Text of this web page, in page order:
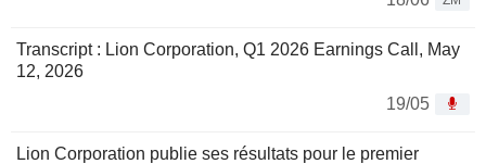
Transcript : Lion Corporation, Q1 2026 Earnings Call, May
12, 2026
19/05
Lion Corporation publie ses résultats pour le premier